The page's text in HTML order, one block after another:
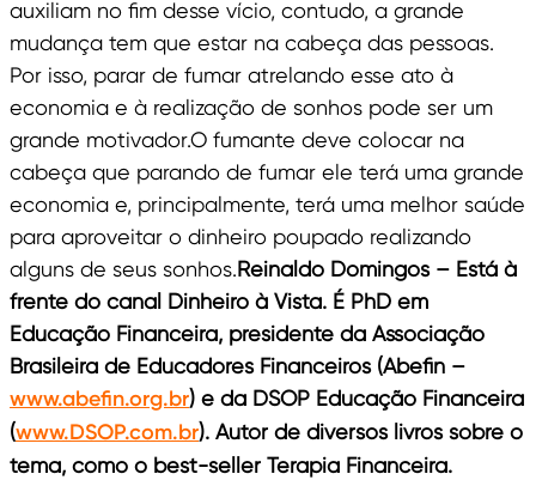
auxiliam no fim desse vício, contudo, a grande
mudança tem que estar na cabeça das pessoas.
Por isso, parar de fumar atrelando esse ato à
economia e à realização de sonhos pode ser um
grande motivador.O fumante deve colocar na
cabeça que parando de fumar ele terá uma grande
economia e, principalmente, terá uma melhor saúde
para aproveitar o dinheiro poupado realizando
alguns de seus sonhos.Reinaldo Domingos – Está à
frente do canal Dinheiro à Vista. É PhD em
Educação Financeira, presidente da Associação
Brasileira de Educadores Financeiros (Abefin –
www.abefin.org.br) e da DSOP Educação Financeira
(www.DSOP.com.br). Autor de diversos livros sobre o
tema, como o best-seller Terapia Financeira.